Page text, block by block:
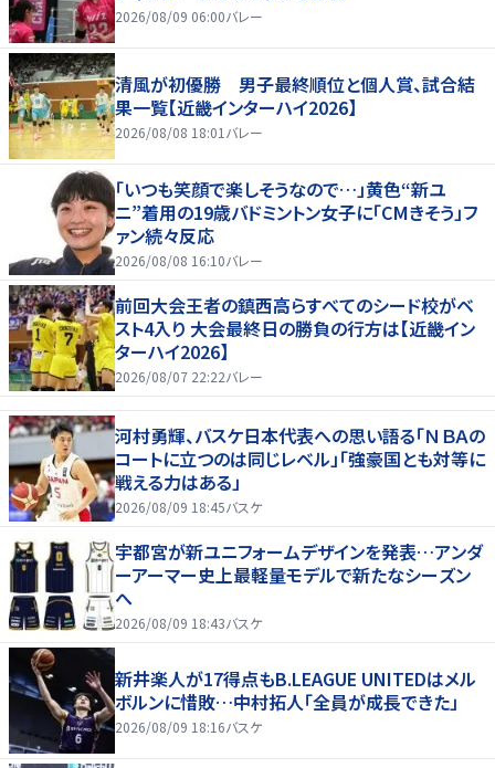
2026/08/09 06:00バレー
清風が初優勝 男子最終順位と個人賞、試合結
果一覧【近畿インターハイ2026】
2026/08/08 18:01 バレー
「いつも笑顔で楽しそうなので…」黄色“新ユ
ニ”着用の19歳バドミントン女子に「CMきそう」フ
ァン続々反応
2026/08/08 16:10バレー
前回大会王者の鎮西高らすべてのシード校がベ
スト4入り 大会最終日の勝負の行方は【近畿イン
ターハイ2026】
2026/08/07 22:22バレー
河村勇輝、バスケ日本代表への思い語る「ＮＢＡの
コートに立つのは同じレベル」「強豪国とも対等に
戦える力はある」
2026/08/09 18:45バスケ
宇都宮が新ユニフォームデザインを発表…アンダ
ーアーマー史上最軽量モデルで新たなシーズン
へ
2026/08/09 18:43バスケ
新井楽人が17得点もB.LEAGUE UNITEDはメル
ボルンに惜敗…中村拓人「全員が成長できた」
2026/08/09 18:16バスケ